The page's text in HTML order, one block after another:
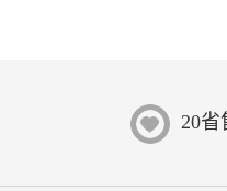
20省